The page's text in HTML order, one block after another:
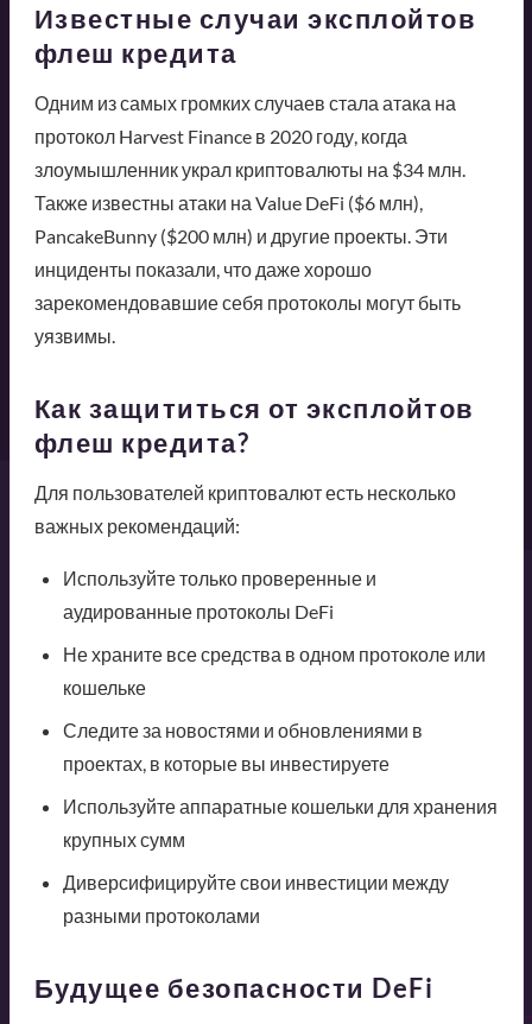
Известные случаи эксплойтов
флеш кредита
Одним из самых громких случаев стала атака на
протокол Harvest Finance в 2020 году, когда
злоумышленник украл криптовалюты на $34 млн.
Также известны атаки на Value DeFi ($6 млн),
PancakeBunny ($200 млн) и другие проекты. Эти
инциденты показали, что даже хорошо
зарекомендовавшие себя протоколы могут быть
уязвимы.
Как защититься от эксплойтов
флеш кредита?
Для пользователей криптовалют есть несколько
важных рекомендаций:
Используйте только проверенные и
аудированные протоколы DeFi
Не храните все средства в одном протоколе или
кошельке
Следите за новостями и обновлениями в
проектах, в которые вы инвестируете
Используйте аппаратные кошельки для хранения
крупных сумм
Диверсифицируйте свои инвестиции между
разными протоколами
Будущее безопасности DeFi